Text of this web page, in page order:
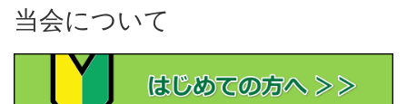
当会について